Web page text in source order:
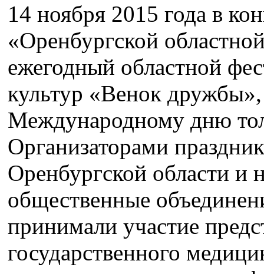
14 ноября 2015 года в
«Оренбургской
ежегодный областной
культур «Венок
Международному дню
Организаторами
Оренбургской области и
общественные
принимали участие
государственного